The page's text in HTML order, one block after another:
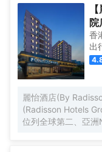
娛樂一應俱全，將是您
緊鄰西部沿海高速，交
泉、最美村落接霞莊、
城近在咫尺，距離珠海
僅60分鐘車程。<br>閒
古尋幽。夏村歷史源自
聚居。因村邊有山溪，
黃姓兄弟）之下，故稱
（APPELLES），以及
旅還是度假休閒，都將
中的格創.龍蟠坊將提
娛樂一應俱全，將是您
緊鄰西部沿海高速，交
泉、最美村落接霞莊、
城近在咫尺，距離珠海
古尋幽。夏村歷史源自
聚居。因村邊有山溪，
坊”。乾隆三十五年左
香
出
麗怡酒店(By
(Radisson Hotels
位列全球第二、亞